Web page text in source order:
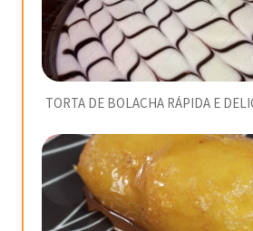
TORTA DE BOLACHA RÁPIDA E